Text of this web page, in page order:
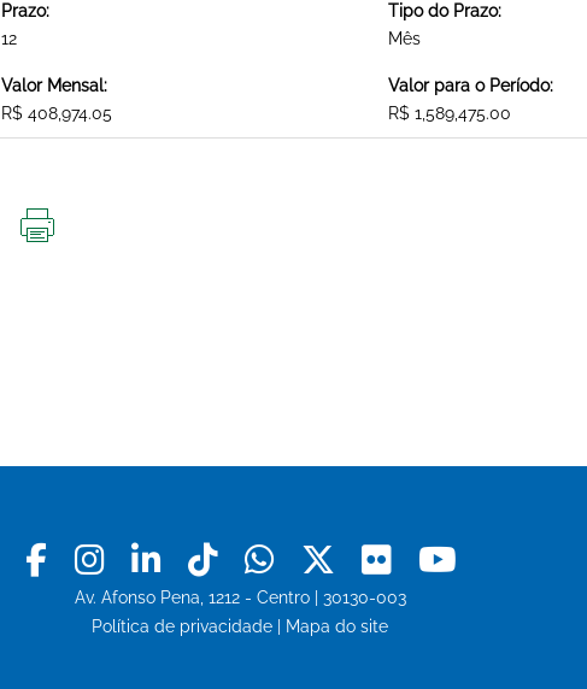
Prazo:
12
Tipo do Prazo:
Mês
Valor Mensal:
R$ 408,974.05
Valor para o Período:
R$ 1,589,475.00
Facebook
Instagram
LinkedinTiktokWhatsapp
X Flickr
Av. Afonso Pena, 1212 - Centro | 30130-003
Política de privacidade
Mapa do site